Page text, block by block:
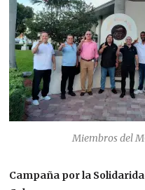
Miembros del
Campaña por la